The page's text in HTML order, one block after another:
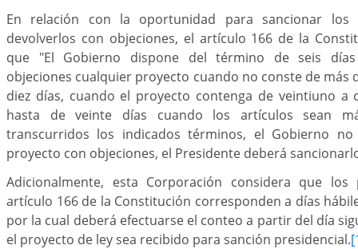
En relación con la oportunidad para sancionar
devolverlos con objeciones, el artículo 166 de la
que "El Gobierno dispone del término de seis
objeciones cualquier proyecto cuando no conste de más
diez días, cuando el proyecto contenga de veintiuno a
hasta de veinte días cuando los artículos sean
transcurridos los indicados términos, el Gobierno
proyecto con objeciones, el Presidente deberá
Adicionalmente, esta Corporación considera que
artículo 166 de la Constitución corresponden a días
por la cual deberá efectuarse el conteo a partir del día
el proyecto de ley sea recibido para sanción presidencial.